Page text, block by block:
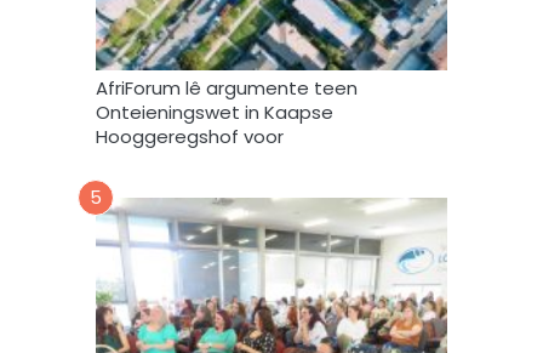
e
b
r
u
i
k
AfriForum lê argumente teen
Onteieningswet in Kaapse
Hooggeregshof voor
5